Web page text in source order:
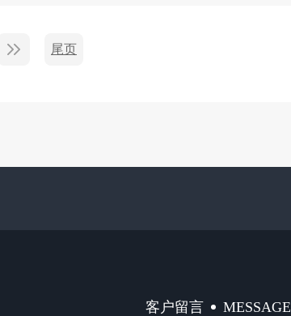
尾页
客户留言 MESSAGE